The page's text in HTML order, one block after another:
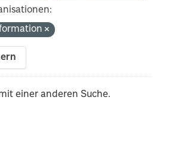
einer anderen Suche.